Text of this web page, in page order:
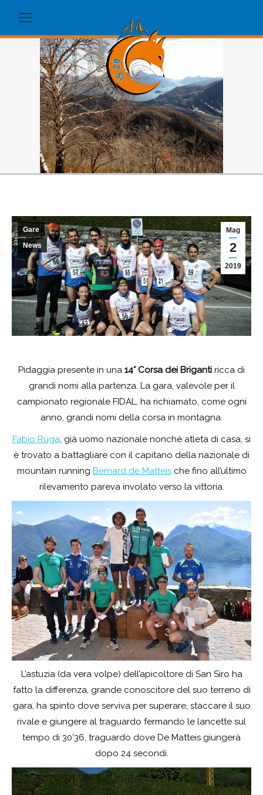
Mag
2
2019
Gare
News
Pidaggia presente in una 14° Corsa dei Briganti ricca di
grandi nomi alla partenza. La gara, valevole per il
campionato regionale FIDAL, ha richiamato, come ogni
anno, grandi nomi della corsa in montagna.
Fabio Ruga, già uomo nazionale nonché atleta di casa, si
è trovato a battagliare con il capitano della nazionale di
mountain running Bernard de Matteische fino all’ultimo
rilevamento pareva involato verso la vittoria.
L’astuzia (da vera volpe) dell’apicoltore di San Siro ha
fatto la differenza, grande conoscitore del suo terreno di
gara, ha spinto dove serviva per superare, staccare il suo
rivale e giungere al traguardo fermando le lancette sul
tempo di 30’36, traguardo dove De Matteis giungerà
dopo 24 secondi.